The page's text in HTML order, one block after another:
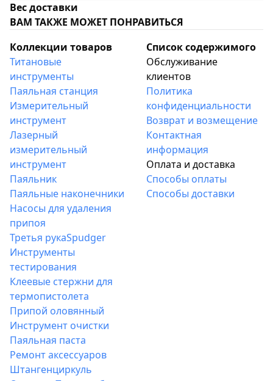
Вес доставки
ВАМ ТАКЖЕ МОЖЕТ ПОНРАВИТЬСЯ
Коллекции товаров
Титановые
инструменты
Паяльная станция
Измерительный
инструмент
Лазерный
измерительный
инструмент
Паяльник
Паяльные наконечники
Насосы для удаления
припоя
Третья рукаSpudger
Инструменты
тестирования
Клеевые стержни для
термопистолета
Припой оловянный
Инструмент очистки
Паяльная паста
Ремонт аксессуаров
Штангенциркуль
Список содержимого
Обслуживание
клиентов
Политика
конфиденциальности
Возврат и возмещение
Контактная
информация
Оплата и доставка
Способы оплаты
Способы доставки